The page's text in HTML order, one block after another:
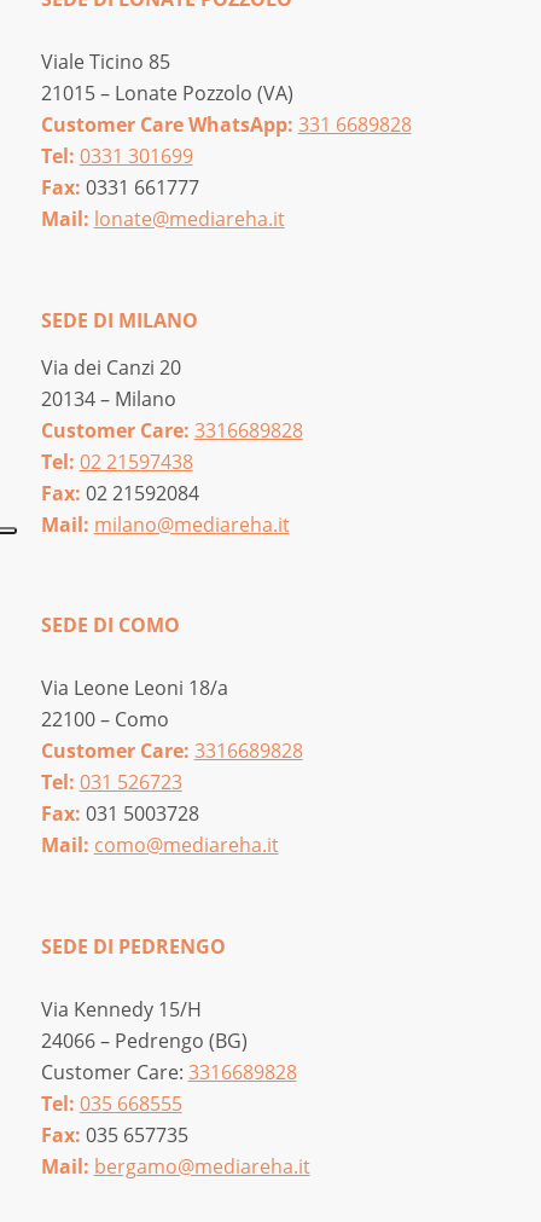
Viale Ticino 85
21015 – Lonate Pozzolo (VA)
Customer Care WhatsApp: 331 6689828
Tel: 0331 301699
Fax: 0331 661777
Mail: lonate@mediareha.it
SEDE DI MILANO
Via dei Canzi 20
20134 – Milano
Customer Care: 3316689828
Tel: 02 21597438
Fax: 02 21592084
Mail: milano@mediareha.it
SEDE DI COMO
Via Leone Leoni 18/a
22100 – Como
Customer Care: 3316689828
Tel: 031 526723
Fax: 031 5003728
Mail: como@mediareha.it
SEDE DI PEDRENGO
Via Kennedy 15/H
24066 – Pedrengo (BG)
Customer Care: 3316689828
Tel: 035 668555
Fax: 035 657735
Mail: bergamo@mediareha.it